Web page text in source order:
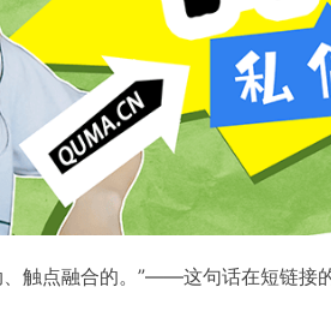
触点融合的。”——这句话在短链接